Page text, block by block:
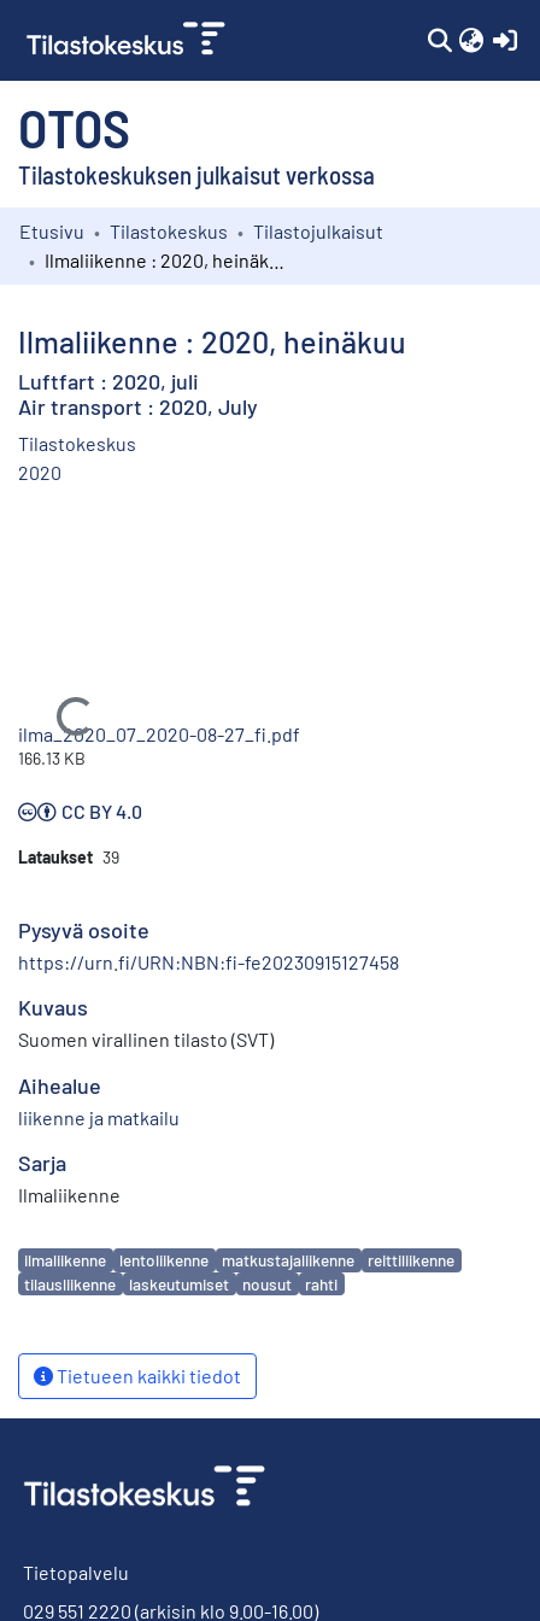
OTOS
Tilastokeskuksen julkaisut verkossa
Kokoelmat
Etusivu Tilastokeskus
Tilastojulkaisut
Ilmaliikenne : 2020, heinäkuu
Luftfart : 2020, juli
Air transport : 2020, July
Tilastokeskus
2020
Ladataan...
ilma_2020_07_2020-08-27_fi.pdf
166.13 KB
CC BY 4.0
Lataukset 39
Pysyvä osoite
https://urn.fi/URN:NBN:fi-fe20230915127458
Kuvaus
Suomen virallinen tilasto (SVT)
Aihealue
liikenne ja matkailu
Sarja
Ilmaliikenne
Avainsanat
ilmaliikenne lentoliikenne matkustajaliikenne
reittiliikenne
tilausliikenne
laskeutumiset nousut rahti
Tietueen kaikki tiedot
Tietopalvelu
029 551 2220 (arkisin klo 9.00-16.00)